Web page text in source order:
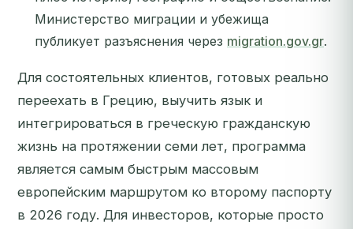
Министерство миграции и убежища
публикует разъяснения через migration.gov.gr.
Для состоятельных клиентов, готовых реально
переехать в Грецию, выучить язык и
интегрироваться в греческую гражданскую
жизнь на протяжении семи лет, программа
является самым быстрым массовым
европейским маршрутом ко второму паспорту
в 2026 году. Для инвесторов, которые просто